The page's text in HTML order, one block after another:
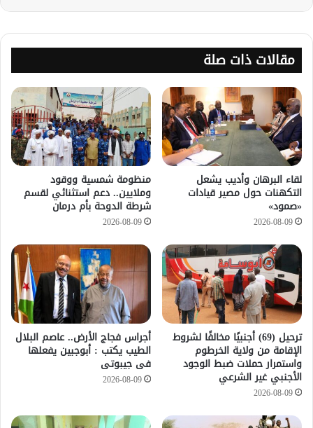
مقالات ذات صلة
لقاء البرهان وأديب يشعل
التكهنات حول مصير قيادات
«صمود»
2026-08-09
منظومة شمسية ووقود
وملايين.. دعم استثنائي لقسم
شرطة الدوحة بأم درمان
2026-08-09
ترحيل (69) أجنبيًا مخالفًا لشروط
الإقامة من ولاية الخرطوم
واستمرار حملات ضبط الوجود
الأجنبي غير الشرعي
2026-08-09
أجراس فجاج الأرض.. عاصم البلال
الطيب يكتب : أبوجبين يفعلها
فى جيبوتى
2026-08-09